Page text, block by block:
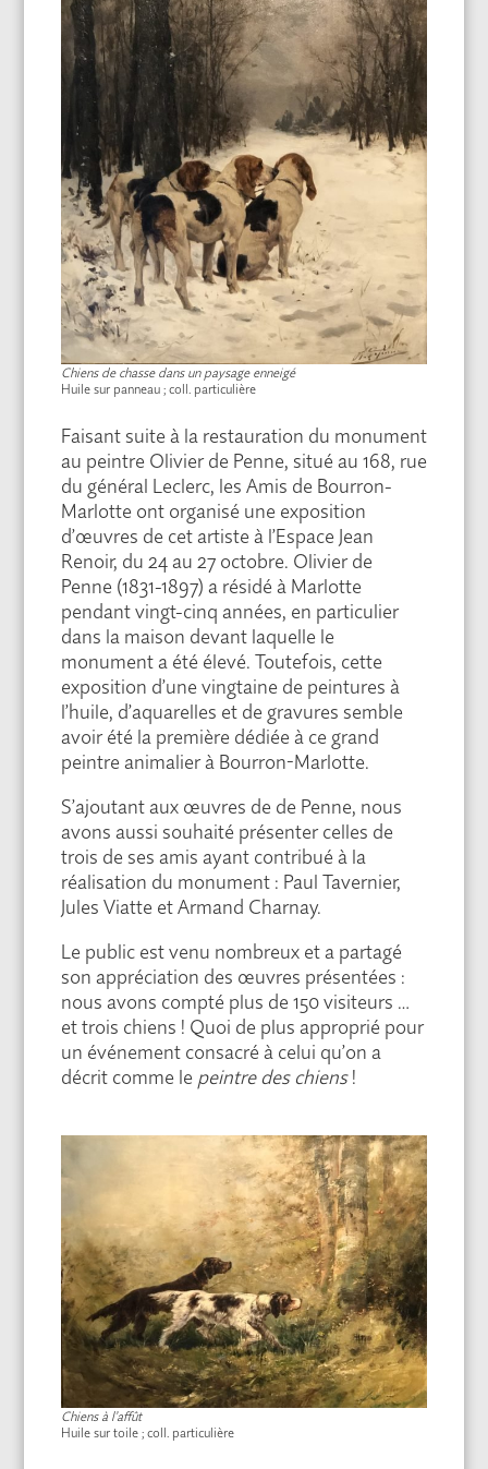
Chiens de chasse dans un paysage enneigé
Huile sur panneau ; coll. particulière
Faisant suite à la restauration du monument
au peintre Olivier de Penne, situé au 168, rue
du général Leclerc, les Amis de Bourron-
Marlotte ont organisé une exposition
d’œuvres de cet artiste à l’Espace Jean
Renoir, du 24 au 27 octobre. Olivier de
Penne (1831-1897) a résidé à Marlotte
pendant vingt-cinq années, en particulier
dans la maison devant laquelle le
monument a été élevé. Toutefois, cette
exposition d’une vingtaine de peintures à
l’huile, d’aquarelles et de gravures semble
avoir été la première dédiée à ce grand
peintre animalier à Bourron-Marlotte.
S’ajoutant aux œuvres de de Penne, nous
avons aussi souhaité présenter celles de
trois de ses amis ayant contribué à la
réalisation du monument : Paul Tavernier,
Jules Viatte et Armand Charnay.
Le public est venu nombreux et a partagé
son appréciation des œuvres présentées :
nous avons compté plus de 150 visiteurs …
et trois chiens ! Quoi de plus approprié pour
un événement consacré à celui qu’on a
décrit comme le peintre des chiens!
Chiens à l’affût
Huile sur toile ; coll. particulière